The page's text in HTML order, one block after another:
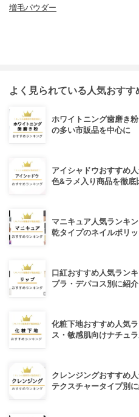
増毛パウダー
よく見られている人気おすす
ホワイトニング歯磨き
の多い市販品を中心に
アイシャドウおすすめ
色&ラメ入り商品を徹底
マニキュア人気ランキ
乾タイプのネイルポリッ
口紅おすすめ人気ラン
プラ・デパコス別に紹介
化粧下地おすすめ人気
ス・敏感肌向けナチュ
クレンジングおすすめ
テクスチャータイプ別に